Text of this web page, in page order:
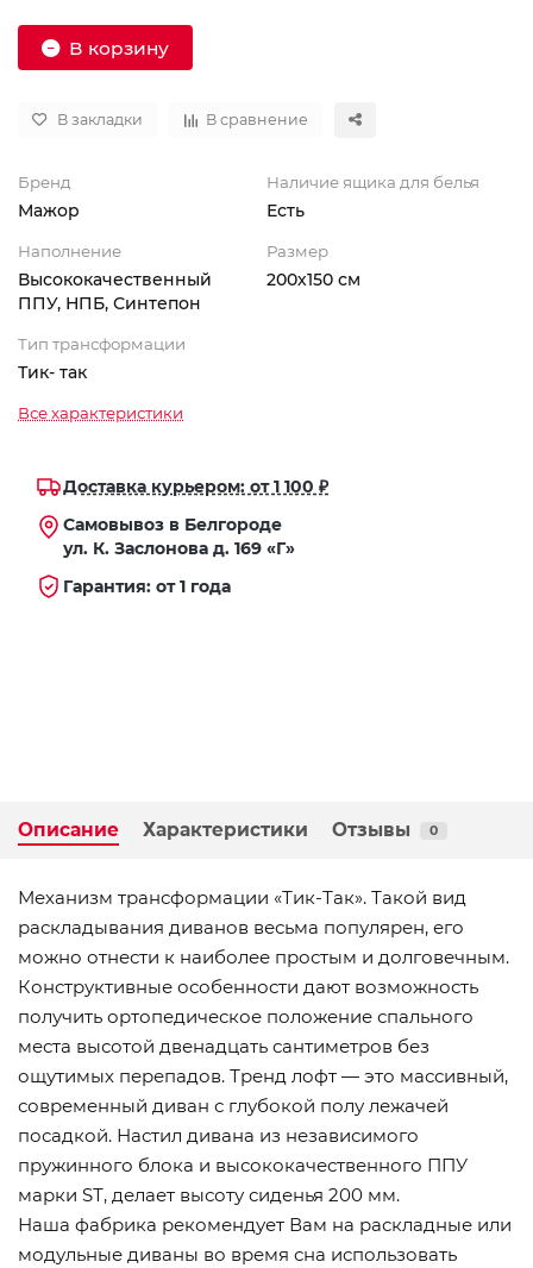
В корзину
В закладки В сравнение
Бренд
Мажор
Наличие ящика для белья
Есть
Наполнение
Высококачественный
ППУ, НПБ, Синтепон
Размер
200х150 см
Тип трансформации
Тик- так
Все характеристики
Доставка курьером: от 1 100 ₽
Самовывоз в Белгороде
ул. К. Заслонова д. 169 «Г»
Гарантия: от 1 года
Описание Характеристики Отзывы 0
Механизм трансформации «Тик-Так». Такой вид
раскладывания диванов весьма популярен, его
можно отнести к наиболее простым и долговечным.
Конструктивные особенности дают возможность
получить ортопедическое положение спального
места высотой двенадцать сантиметров без
ощутимых перепадов. Тренд лофт — это массивный,
современный диван с глубокой полу лежачей
посадкой. Настил дивана из независимого
пружинного блока и высококачественного ППУ
марки SТ, делает высоту сиденья 200 мм.
Наша фабрика рекомендует Вам на раскладные или
модульные диваны во время сна использовать